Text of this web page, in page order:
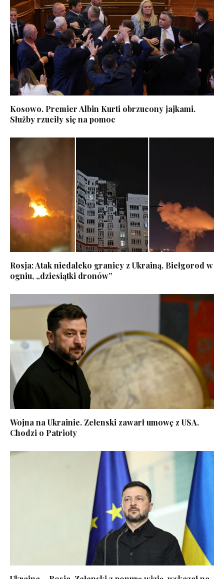
Kosowo. Premier Albin Kurti obrzucony jajkami.
Służby rzuciły się na pomoc
Rosja: Atak niedaleko granicy z Ukrainą. Biełgorod w
ogniu, „dziesiątki dronów”
Wojna na Ukrainie. Zełenski zawarł umowę z USA.
Chodzi o Patrioty